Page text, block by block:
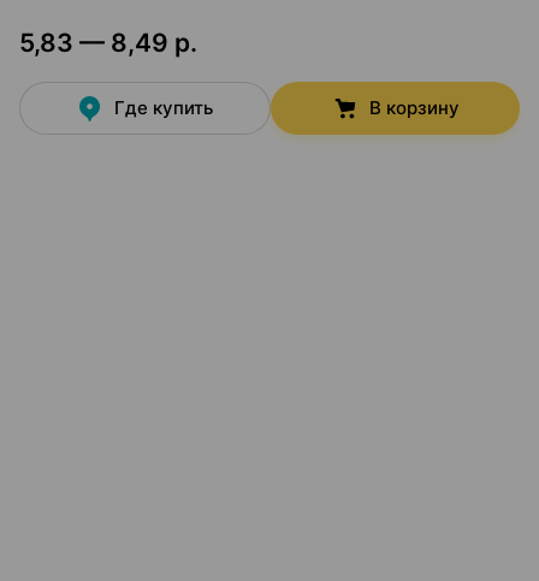
5,83 — 8,49 р.
Где купить В корзину